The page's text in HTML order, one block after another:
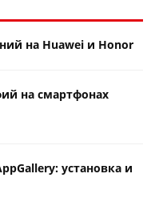
на Huawei и Honor
на смартфонах
установка и